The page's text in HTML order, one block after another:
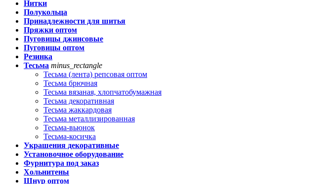
Нитки
Полукольца
Принадлежности для шитья
Пряжки оптом
Пуговицы джинсовые
Пуговицы оптом
Резинка
Тесьма minus_rectangle
Тесьма (лента) репсовая оптом
Тесьма брючная
Тесьма вязаная, хлопчатобумажная
Тесьма декоративная
Тесьма жаккардовая
Тесьма металлизированная
Тесьма-вьюнок
Тесьма-косичка
Украшения декоративные
Установочное оборудование
Фурнитура под заказ
Хольнитены
Шнур оптом